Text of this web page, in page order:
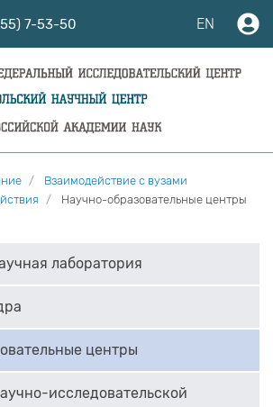
7-53-50 EN
Взаимодействие с вузами
Научно-образовательные центры
лаборатория
центры
исследовательской